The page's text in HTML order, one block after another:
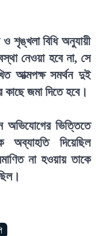
শৃঙ্খলা বিধি অনুযায়ী
নেওয়া হবে না, সে
আত্মপক্ষ সমর্থন দুই
কাছে জমা দিতে হবে।
ভিত্তিতে
অব্যাহতি দিয়েছিল
না হওয়ায় তাকে